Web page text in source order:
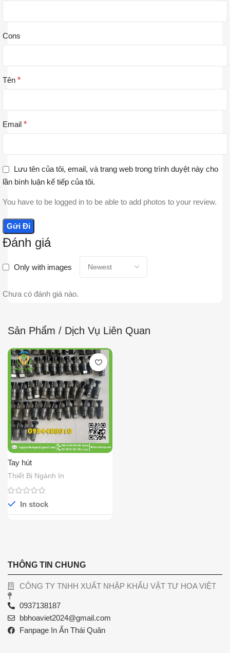
Đánh giá
Only with images
Chưa có đánh giá nào.
Cons
Tên *
Email *
Lưu tên của tôi, email, và trang web trong trình duyệt này cho
lần bình luận kế tiếp của tôi.
You have to be logged in to be able to add photos to your review.
Sản Phẩm / Dịch Vụ Liên Quan
Tay hút
Thiết Bị Ngành In
In stock
THÔNG TIN CHUNG
CÔNG TY TNHH XUẤT NHẬP KHẨU VẬT TƯ HOA VIỆT
0937138187
bbhoaviet2024@gmail.com
Fanpage In Ấn Thái Quân